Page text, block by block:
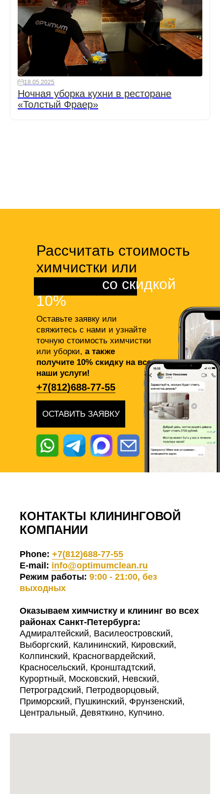
18.05.2025
Ночная уборка кухни в ресторане
«Толстый Фраер»
Оставьте заявку или
свяжитесь с нами и узнайте
точную стоимость химчистки
или уборки, а также
получите 10% скидку на все
наши услуги!
Рассчитать стоимость
химчистки или
со скидкой
10%
ОСТАВИТЬ ЗАЯВКУ
+7(812)688-77-55
КОНТАКТЫ КЛИНИНГОВОЙ
КОМПАНИИ
Phone: +7(812)688-77-55
E-mail: info@optimumclean.ru
Режим работы: 9:00 - 21:00, без
выходных
Оказываем химчистку и клининг во всех
районах Санкт-Петербурга:
Адмиралтейский, Василеостровский,
Выборгский, Калининский, Кировский,
Колпинский, Красногвардейский,
Красносельский, Кронштадтский,
Курортный, Московский, Невский,
Петроградский, Петродворцовый,
Приморский, Пушкинский, Фрунзенский,
Центральный, Девяткино, Купчино.